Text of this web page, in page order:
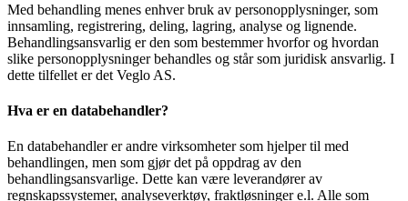
Med behandling menes enhver bruk av personopplysninger, som
innsamling, registrering, deling, lagring, analyse og lignende.
Behandlingsansvarlig er den som bestemmer hvorfor og hvordan
slike personopplysninger behandles og står som juridisk ansvarlig. I
dette tilfellet er det Veglo AS.
Hva er en databehandler?
En databehandler er andre virksomheter som hjelper til med
behandlingen, men som gjør det på oppdrag av den
behandlingsansvarlige. Dette kan være leverandører av
regnskapssystemer, analyseverktøy, fraktløsninger e.l. Alle som